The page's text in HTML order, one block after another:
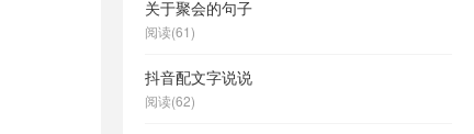
关于聚会的句子
阅读(61)
抖音配文字说说
阅读(62)